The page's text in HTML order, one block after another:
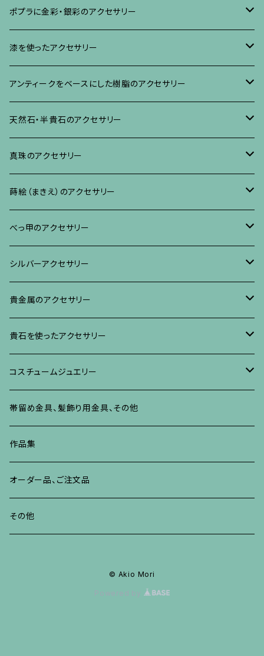
ブローチ
イヤリング・ピアス
ネックレス、その他
ポプラに金彩・銀彩のアクセサリー
ブローチ
イヤリング、ピアス
ネックレス、ペンダント
ブレスレット、バングル、その他
漆を使ったアクセサリー
ブローチ
イヤリング・ピアス
ネックレス・ペンダント
リング
ブレスレット・バングル、その他
アンティークをベースにした樹脂のアクセサリー
ブローチ
イヤリング・ピアス
ネックレス、ペンダント
ブレスレット、その他
天然石・半貴石のアクセサリー
ブローチ
イヤリング・ピアス
ネックレス、ペンダント
リング
ブレスレット、その他
真珠のアクセサリー
ブローチ
イヤリング・ピアス
ネックレス、ペンダント
リング
ブレスレット、その他
蒔絵（まきえ）のアクセサリー
べっ甲に蒔絵のアクセサリー
ブローチ
イヤリング・ピアス
真珠に蒔絵のアクセサリー
ブローチ
イヤリング、ピアス
水晶に蒔絵のアクセサリー
ブローチ
イヤリング、ピアス
朴の木やポプラに蒔絵のアクセサリー
ブローチ
イヤリング・ピアス
その他の蒔絵のアクセサリー
べっ甲のアクセサリー
ブローチ
イヤリング、ピアス
ネックレス、ペンダント
リング
ブレスレット、バングル、その他
シルバーアクセサリー
ブローチ
イヤリング、ピアス
ネックレス、ペンダント
リング
ブレスレット、バングル、その他
貴金属のアクセサリー
ブローチ
イヤリング、ピアス
ネックレス、ペンダント
ブレスレット、その他
リング
貴石を使ったアクセサリー
ブローチ
イヤリング、ピアス
ネックレス、ペンダント
リング
ブレスレット、バングル
コスチュームジュエリー
ブローチ
イヤリング、ピアス
ネックレス、ペンダント
リング
帯留め金具、髪飾り用金具、その他
作品集
オーダー品、ご注文品
その他
© Akio Mori
Powered by